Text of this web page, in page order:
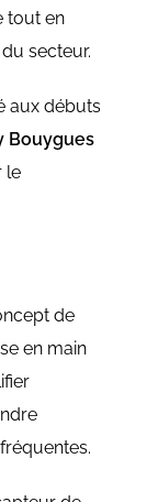
tout en
secteur.
aux débuts
Bouygues
le
de
en main